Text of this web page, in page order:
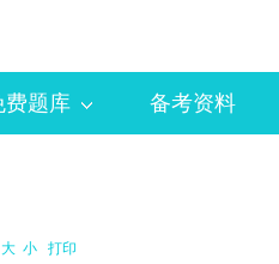
费题库 备考资料
大 小 打印